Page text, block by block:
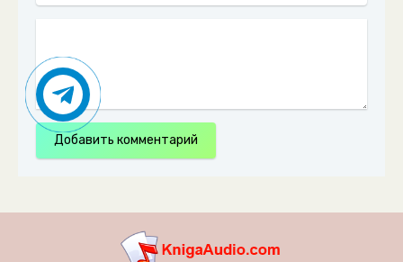
Добавить комментарий